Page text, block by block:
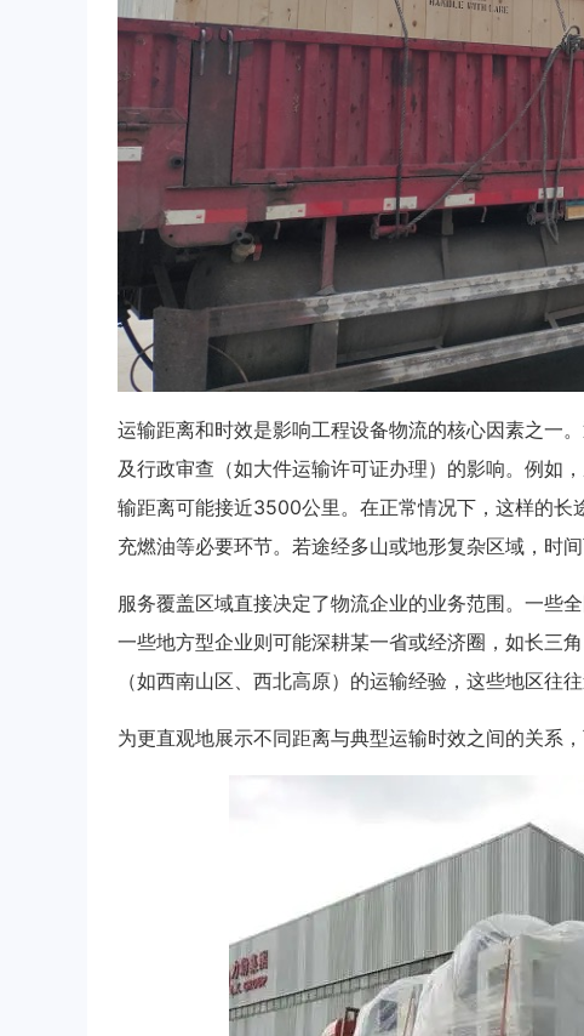
运输距离和时效是影响工程设备物流的核心因素之一
及行政审查（如大件运输许可证办理）的影响。例如
输距离可能接近3500公里。在正常情况下，这样的
充燃油等必要环节。若途经多山或地形复杂区域，时间
服务覆盖区域直接决定了物流企业的业务范围。一些
一些地方型企业则可能深耕某一省或经济圈，如长三
（如西南山区、西北高原）的运输经验，这些地区往
为更直观地展示不同距离与典型运输时效之间的关系